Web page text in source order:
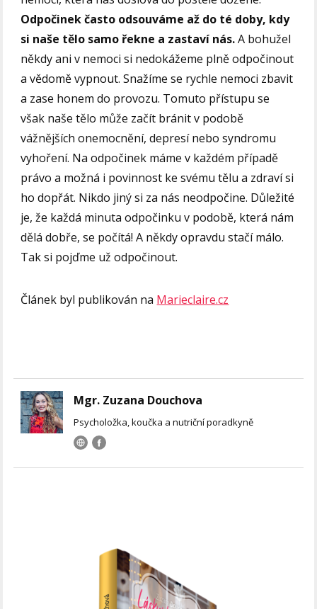
Odpočinek často odsouváme až do té doby, kdy
si naše tělo samo řekne a zastaví nás.A bohužel
někdy ani v nemoci si nedokážeme plně odpočinout
a vědomě vypnout. Snažíme se rychle nemoci zbavit
a zase honem do provozu. Tomuto přístupu se
však naše tělo může začít bránit v podobě
vážnějších onemocnění, depresí nebo syndromu
vyhoření. Na odpočinek máme v každém případě
právo a možná i povinnost ke svému tělu a zdraví si
ho dopřát. Nikdo jiný si za nás neodpočine. Důležité
je, že každá minuta odpočinku v podobě, která nám
dělá dobře, se počítá! A někdy opravdu stačí málo.
Tak si pojďme už odpočinout.
Článek byl publikován na Marieclaire.cz
Mgr. Zuzana Douchova
Psycholožka, koučka a nutriční poradkyně